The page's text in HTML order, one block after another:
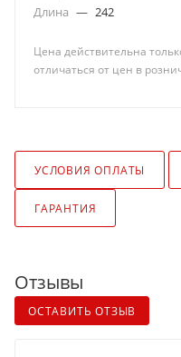
Длина — 242
Цена действительна
отличаться от цен в
УСЛОВИЯ ОПЛАТЫ
ГАРАНТИЯ
Отзывы
ОСТАВИТЬ ОТЗЫВ